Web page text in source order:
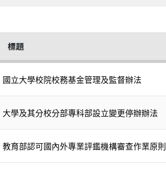
標題
國立大學校院校務基金管理及監督辦法
大學及其分校分部專科部設立變更停辦辦法
教育部認可國內外專業評鑑機構審查作業原則